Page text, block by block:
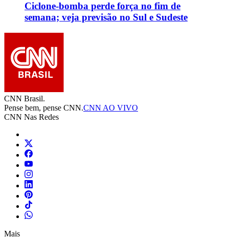
Ciclone-bomba perde força no fim de
semana; veja previsão no Sul e Sudeste
CNN Brasil.
Pense bem, pense CNN.CNN AO VIVO
CNN Nas Redes
Mais